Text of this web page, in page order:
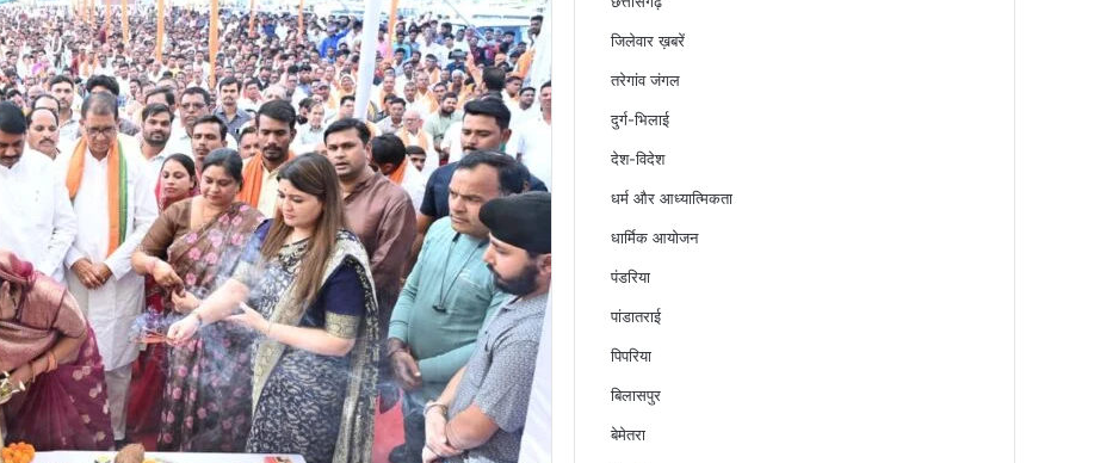
जिलेवार ख़बरें
तरेगांव जंगल
दुर्ग-भिलाई
देश-विदेश
धर्म और आध्यात्मिकता
धार्मिक आयोजन
पंडरिया
पांडातराई
पिपरिया
बिलासपुर
बेमेतरा